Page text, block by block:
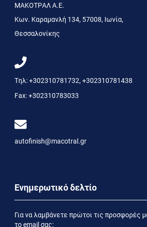
MΑΚΟΤΡΑΛ Α.Ε.
Kων. Kαραμανλή 134, 57008, Ιωνία,
Θεσσαλονίκης
Τηλ:+302310781732, +302310781438
Fax:+302310783033
autofinish@macotral.gr
Ενημερωτικό δελτίο
Για να λαμβάνετε πρώτοι τις προσφορές
το email σας: